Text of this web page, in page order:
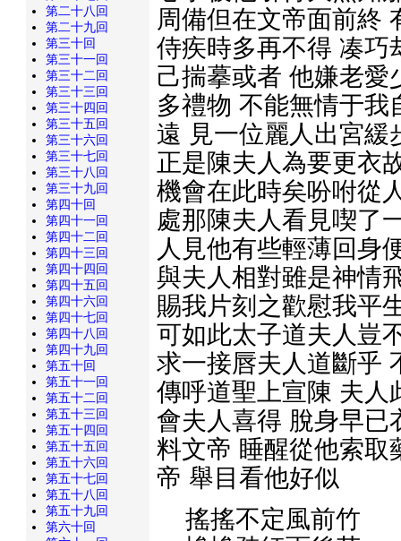
周備但在文帝面前終
侍疾時多再不得 凑巧
己揣摹或者 他嫌老愛
多禮物 不能無情于我
遠 見一位麗人出宮緩
正是陳夫人為要更衣
機會在此時矣吩咐從
處那陳夫人看見喫了
人見他有些輕薄回身
與夫人相對雖是神情
賜我片刻之歡慰我平
可如此太子道夫人豈
求一接唇夫人道斷乎
傳呼道聖上宣陳 夫人
會夫人喜得 脫身早已
料文帝 睡醒從他索取
帝 舉目看他好似
搖搖不定風前竹
第二十八回
第二十九回
第三十回
第三十一回
第三十二回
第三十三回
第三十四回
第三十五回
第三十六回
第三十七回
第三十八回
第三十九回
第四十回
第四十一回
第四十二回
第四十三回
第四十四回
第四十五回
第四十六回
第四十七回
第四十八回
第四十九回
第五十回
第五十一回
第五十二回
第五十三回
第五十四回
第五十五回
第五十六回
第五十七回
第五十八回
第五十九回
第六十回